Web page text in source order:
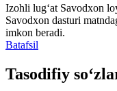
Izohli lugʻat Savodxon
Savodxon dasturi
imkon beradi.
Batafsil
Tasodifiy